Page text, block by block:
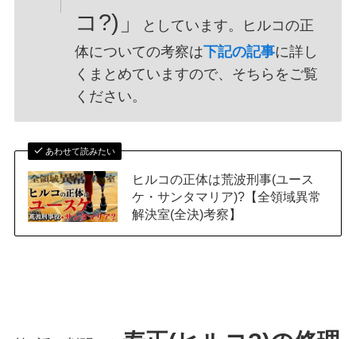
コ?)」
としています。ヒルコの正
体についての考察は下記の記事に詳し
くまとめていますので、そちらをご覧
ください。
あわせて読みたい
ヒルコの正体は荒波刑事(ユース
ケ・サンタマリア)?【全領域異常
解決室(全決)考察】